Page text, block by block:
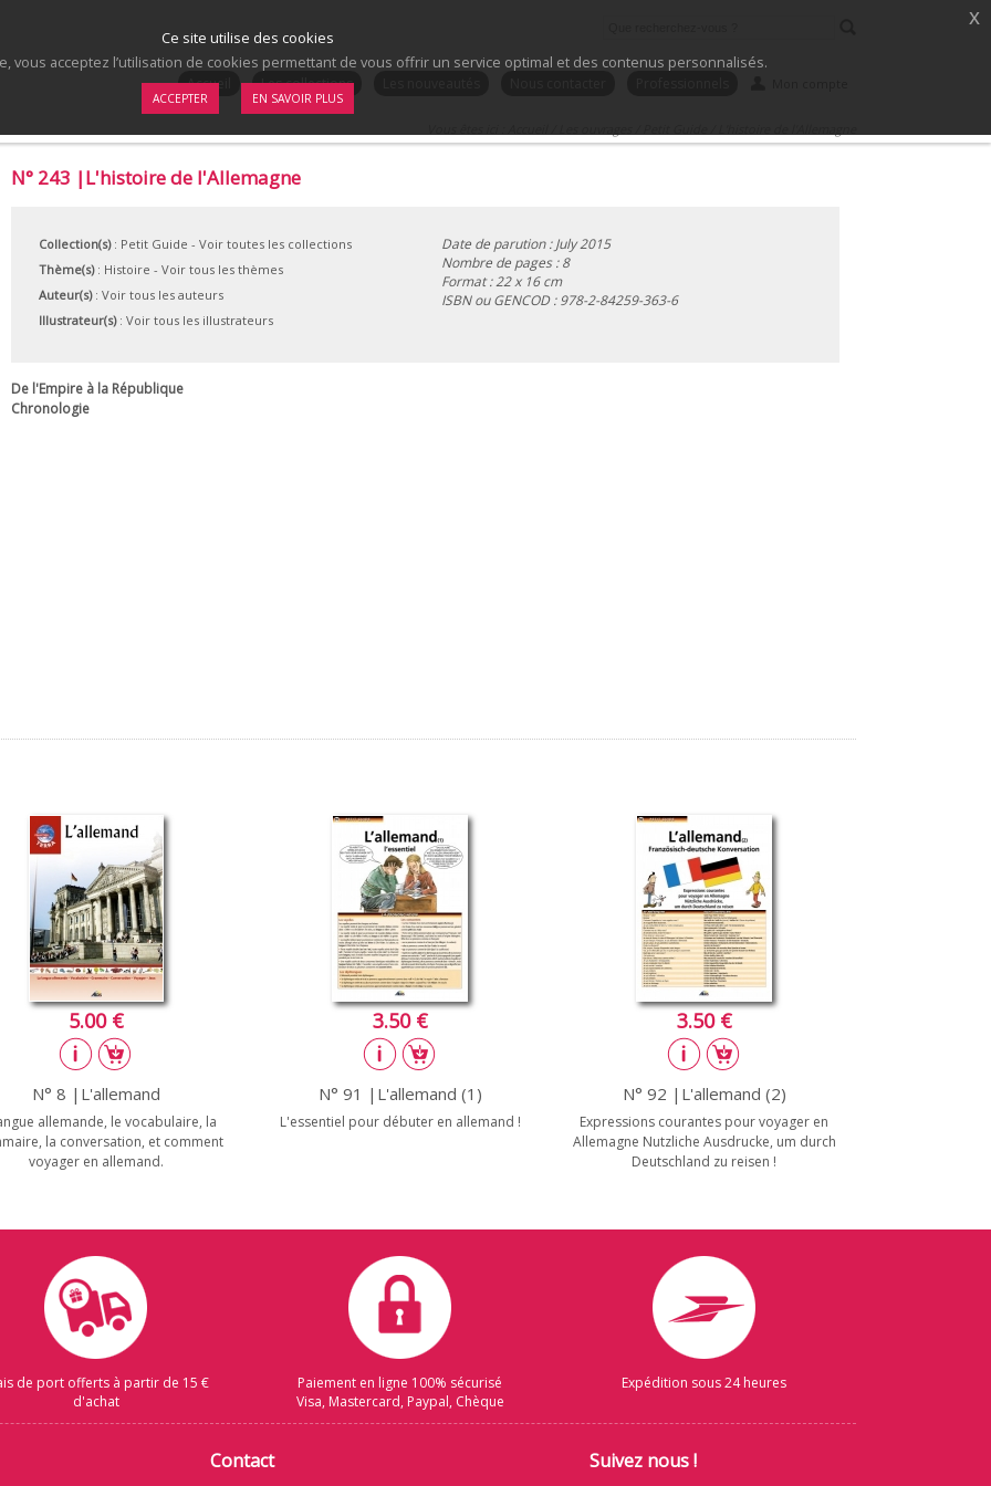
Accueil Les collections
N° 243 |L'histoire de l'Allemagne
Collection(s): Petit Guide - Voir toutes les collections
Thème(s): Histoire - Voir tous les thèmes
Auteur(s): Voir tous les auteurs
Illustrateur(s): Voir tous les illustrateurs
Date de parution : July 2015
Nombre de pages : 8
Format : 22 x 16 cm
ISBN ou GENCOD :978-2-84259-363-6
De l'Empire à la République
Chronologie
5.00 €
N° 8 |L'allemand
allemande, le vocabulaire, la
la conversation, et comment
voyager en allemand.
3.50 €
N° 91 |L'allemand (1)
L'essentiel pour débuter en allemand !
3.50 €
N° 92 |L'allemand (2)
Expressions courantes pour voyager en
Allemagne Nutzliche Ausdrucke, um durch
Deutschland zu reisen !
de port offerts à partir de 15 €
d'achat
Paiement en ligne 100% sécurisé
Visa, Mastercard, Paypal, Chèque
Expédition sous 24 heures
Contact Suivez nous !
Ce site utilise des cookies
vous acceptez l’utilisation de cookies permettant de vous offrir un service optimal et des contenus personnalisés.
ACCEPTER EN SAVOIR PLUS
x